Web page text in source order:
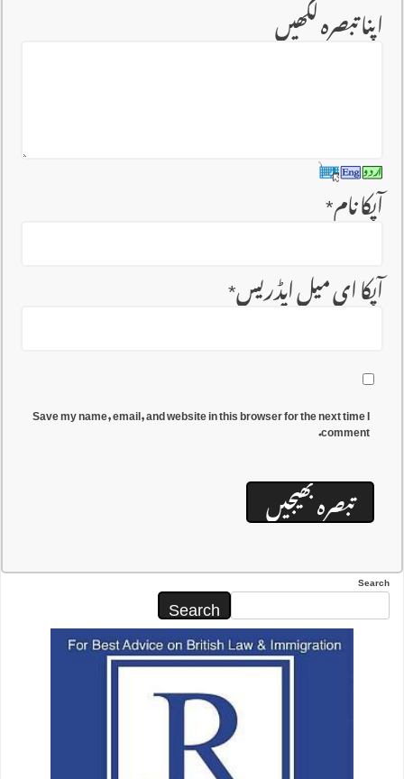
اپنا تبصرہ لکھیں
آپکا نام*
آپکا ای میل ایڈریس*
Save my name, email, and website in this browser for the next time I
comment.
Search
Search